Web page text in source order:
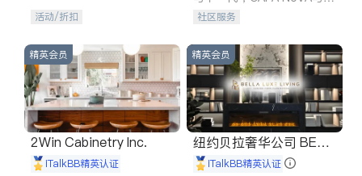
专属福利。
活动/折扣
携手建设包容、公平、充满
社区服务
精英会员
2Win Cabinetry Inc.
iTalkBB精英认证
精英会员
纽约贝拉奢华公司 BELL
A LUXE
iTalkBB精英认证